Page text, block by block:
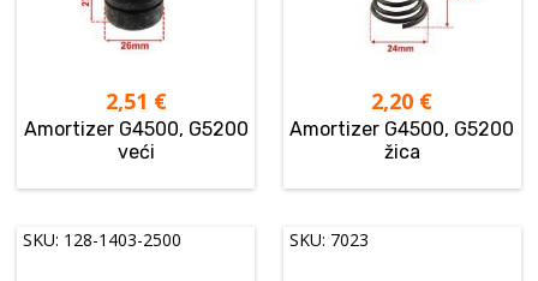
2,51 €
Amortizer G4500, G5200
veći
2,20 €
Amortizer G4500, G5200
žica
SKU: 128-1403-2500 SKU: 7023